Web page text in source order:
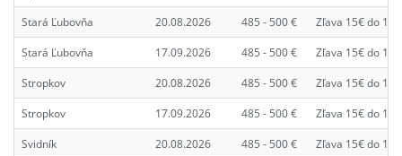
Stará Ľubovňa
20.08.2026 485 - 500 €
Zľava 15€ do
Stará Ľubovňa
17.09.2026 485 - 500 €
Zľava 15€ do
Stropkov
20.08.2026 485 - 500 €
Zľava 15€ do
Stropkov
17.09.2026 485 - 500 €
Zľava 15€ do
Svidník
20.08.2026 485 - 500 €
Zľava 15€ do